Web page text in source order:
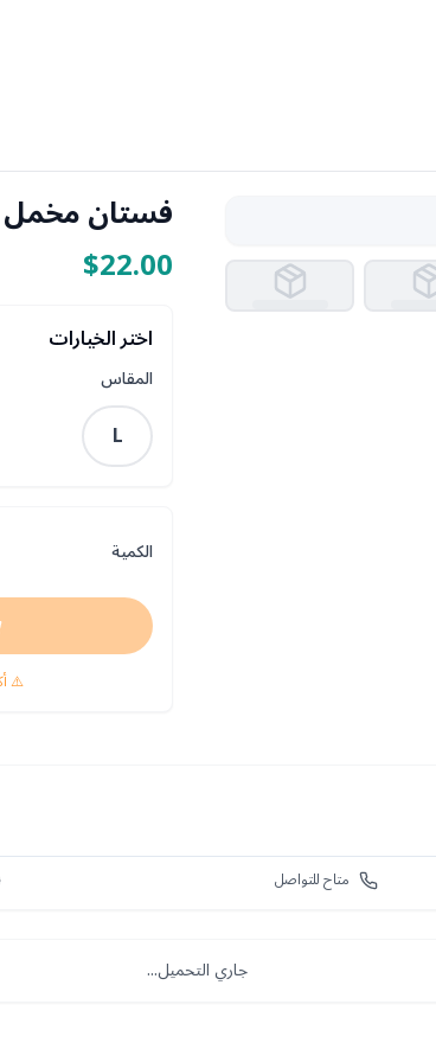
فستان مخمل
$22.00
اختر الخيارات
المقاس
L
الكمية
⚠️
متاح للتواصل
جاري التحميل...